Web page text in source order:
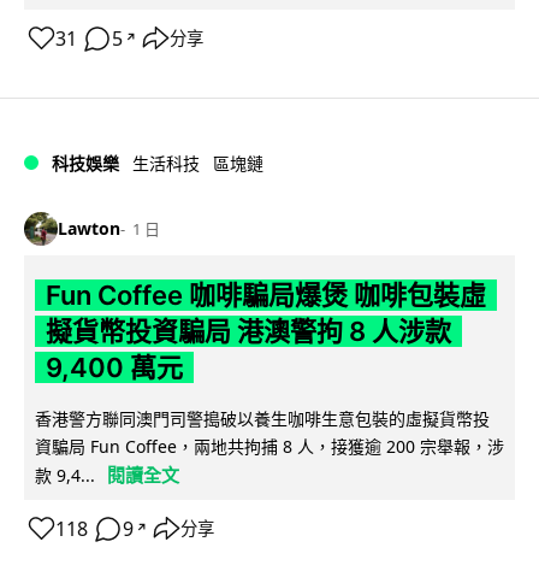
31 5 ↗ 分享
科技娛樂 生活科技 區塊鏈
Lawton 1 日
Fun Coffee 咖啡騙局爆煲 咖啡包裝虛
擬貨幣投資騙局 港澳警拘 8 人涉款
9,400 萬元
香港警方聯同澳門司警搗破以養生咖啡生意包裝的虛擬貨幣投
資騙局 Fun Coffee，兩地共拘捕 8 人，接獲逾 200 宗舉報，涉
款 9,4...
閱讀全文
118 9 ↗ 分享